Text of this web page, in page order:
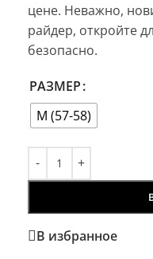
цене. Неважно,
райдер, откройте
безопасно.
РАЗМЕР
M (57-58)
В избранное